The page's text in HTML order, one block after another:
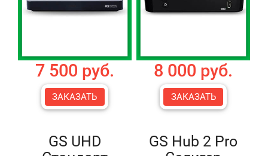
7 500 руб.
ЗАКАЗАТЬ
8 000 руб.
ЗАКАЗАТЬ
GS UHD
GS Hub 2 Pro